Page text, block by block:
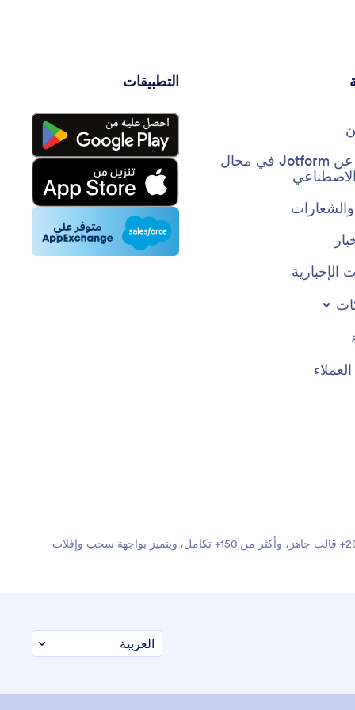
حقائق عن Jotform في مجال
الاصطناعي
الإخبارية
التطبيقات
Jotform هو أسهل منشئ نماذج عبر الإنترنت بفضل نماذجه القوية التي تنجز المهام، ويثق به أكثر من 35 مليون مستخدم حول العالم. يضم أكثر من 20,000+ قالب جاهز، وأكثر من 150+ تكامل، ويتميز بواجهة سحب وإفلات